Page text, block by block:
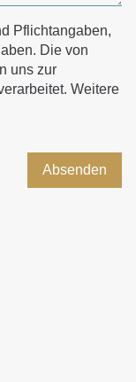
Pflichtangaben,
Die von
uns zur
Weitere
Absenden